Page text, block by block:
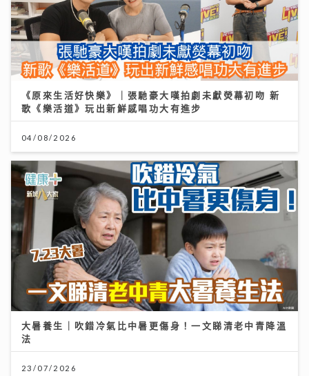
《原來生活好快樂》｜張馳豪大嘆拍劇未獻熒幕初吻 新
歌《樂活道》玩出新鮮感唱功大有進步
04/08/2026
大暑養生｜吹錯冷氣比中暑更傷身！一文睇清老中青降溫
法
23/07/2026